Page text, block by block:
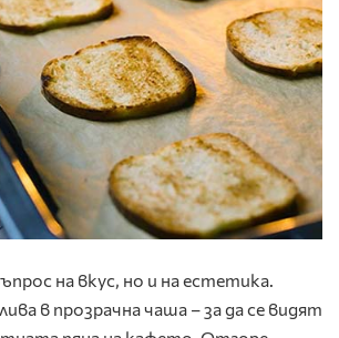
на вкус, но и на естетика.
в прозрачна чаша – за да се видят